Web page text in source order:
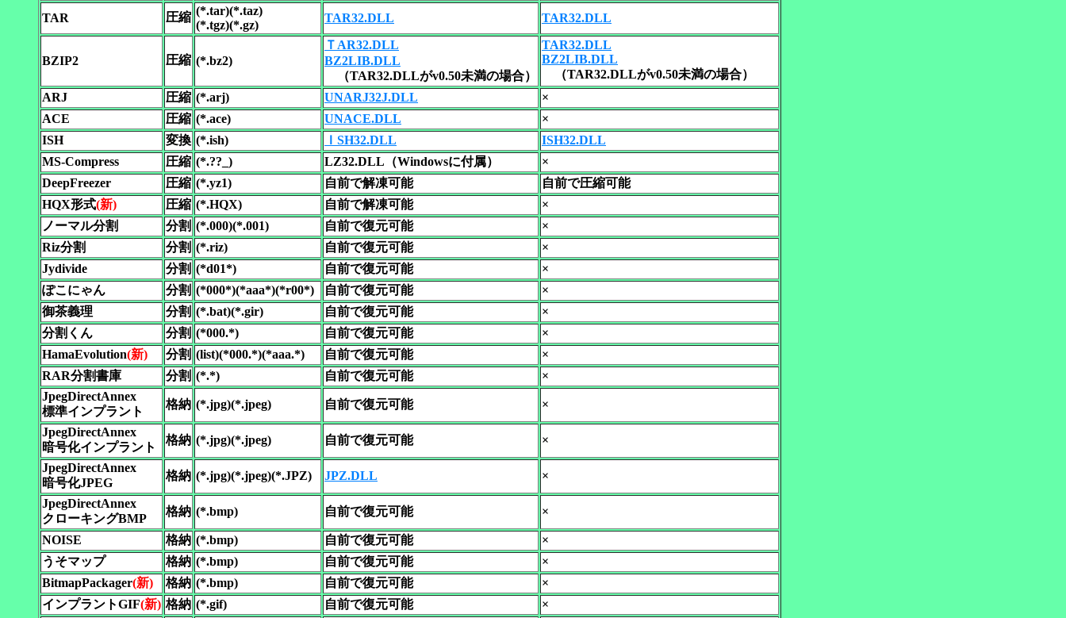
TAR 圧縮 (*.tar)(*.taz)
(*.tgz)(*.gz)
TAR32.DLL TAR32.DLL
BZIP2 圧縮 (*.bz2)
ＴAR32.DLL
BZ2LIB.DLL
（TAR32.DLLがv0.50未満の場合）
TAR32.DLL
BZ2LIB.DLL
（TAR32.DLLがv0.50未満の場合）
ARJ
圧縮 (*.arj) UNARJ32J.DLL
×
ACE
圧縮 (*.ace) UNACE.DLL
×
ISH
変換 (*.ish) ＩSH32.DLL
ISH32.DLL
MS-Compress
圧縮 (*.??_) LZ32.DLL（Windowsに付属）
×
DeepFreezer
圧縮 (*.yz1) 自前で解凍可能
自前で圧縮可能
HQX形式(新) 圧縮 (*.HQX) 自前で解凍可能
×
ノーマル分割
分割 (*.000)(*.001) 自前で復元可能
×
Riz分割
分割 (*.riz) 自前で復元可能
×
Jydivide
分割 (*d01*) 自前で復元可能
×
ぽこにゃん
分割 (*000*)(*aaa*)(*r00*) 自前で復元可能
×
御茶義理
分割 (*.bat)(*.gir) 自前で復元可能
×
分割くん
分割 (*000.*) 自前で復元可能
×
HamaEvolution(新) 分割 (list)(*000.*)(*aaa.*) 自前で復元可能
×
RAR分割書庫
分割 (*.*) 自前で復元可能
×
JpegDirectAnnex
標準インプラント
格納 (*.jpg)(*.jpeg) 自前で復元可能 ×
JpegDirectAnnex
暗号化インプラント
格納 (*.jpg)(*.jpeg) 自前で復元可能 ×
JpegDirectAnnex
暗号化JPEG
格納 (*.jpg)(*.jpeg)(*.JPZ) JPZ.DLL ×
JpegDirectAnnex
クローキングBMP
格納 (*.bmp) 自前で復元可能 ×
NOISE 格納 (*.bmp) 自前で復元可能
×
うそマップ
格納 (*.bmp) 自前で復元可能
×
BitmapPackager(新) 格納 (*.bmp) 自前で復元可能
×
インプラントGIF(新) 格納 (*.gif) 自前で復元可能
×